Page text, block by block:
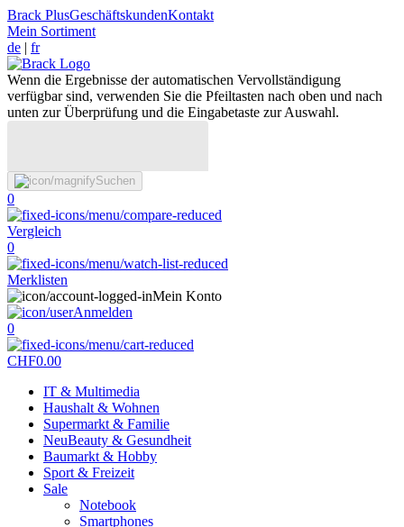
Brack PlusGeschäftskundenKontakt
Mein Sortiment
de | fr
Wenn die Ergebnisse der automatischen Vervollständigung
verfügbar sind, verwenden Sie die Pfeiltasten nach oben und nach
unten zur Überprüfung und die Eingabetaste zur Auswahl.
Suchen
0
Vergleich
0
Merklisten
Mein Konto
Anmelden
0
CHF0.00
IT & Multimedia
Haushalt & Wohnen
Supermarkt & Familie
NeuBeauty & Gesundheit
Baumarkt & Hobby
Sport & Freizeit
Sale
Notebook
Smartphones